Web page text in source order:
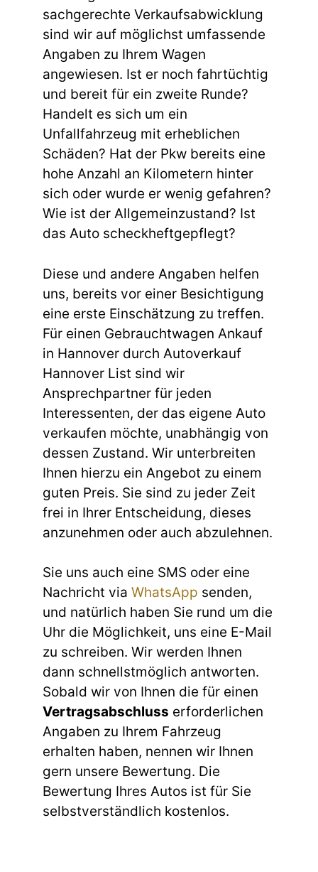
sachgerechte Verkaufsabwicklung
sind wir auf möglichst umfassende
Angaben zu Ihrem Wagen
angewiesen. Ist er noch fahrtüchtig
und bereit für ein zweite Runde?
Handelt es sich um ein
Unfallfahrzeug mit erheblichen
Schäden? Hat der Pkw bereits eine
hohe Anzahl an Kilometern hinter
sich oder wurde er wenig gefahren?
Wie ist der Allgemeinzustand? Ist
das Auto scheckheftgepflegt?
Diese und andere Angaben helfen
uns, bereits vor einer Besichtigung
eine erste Einschätzung zu treffen.
Für einen Gebrauchtwagen Ankauf
in Hannover durch Autoverkauf
Hannover List sind wir
Ansprechpartner für jeden
Interessenten, der das eigene Auto
verkaufen möchte, unabhängig von
dessen Zustand. Wir unterbreiten
Ihnen hierzu ein Angebot zu einem
guten Preis. Sie sind zu jeder Zeit
frei in Ihrer Entscheidung, dieses
anzunehmen oder auch abzulehnen.
Sie uns auch eine SMS oder eine
Nachricht via WhatsApp senden,
und natürlich haben Sie rund um die
Uhr die Möglichkeit, uns eine E-Mail
zu schreiben. Wir werden Ihnen
dann schnellstmöglich antworten.
Sobald wir von Ihnen die für einen
Vertragsabschluss erforderlichen
Angaben zu Ihrem Fahrzeug
erhalten haben, nennen wir Ihnen
gern unsere Bewertung. Die
Bewertung Ihres Autos ist für Sie
selbstverständlich kostenlos.